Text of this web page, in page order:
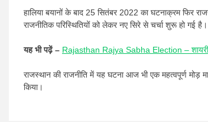
हालिया बयानों के बाद 25 सितंबर 2022 का घटनाक्रम फिर
राजनीतिक परिस्थितियों को लेकर नए सिरे से चर्चा शुरू हो गई है।
यह भी पढ़ें – Rajasthan Rajya Sabha Election – शायरी
राजस्थान की राजनीति में यह घटना आज भी एक महत्वपूर्ण मोड़
किया।